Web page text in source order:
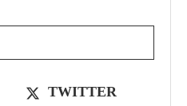
TWITTER